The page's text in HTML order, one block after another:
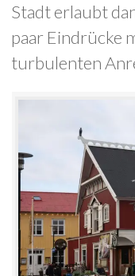
Stadt erlaubt
paar Eindrücke
turbulenten